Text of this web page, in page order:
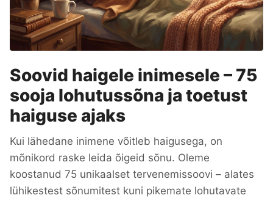
Soovid haigele inimesele – 75
sooja lohutussõna ja toetust
haiguse ajaks
Kui lähedane inimene võitleb haigusega, on
mõnikord raske leida õigeid sõnu. Oleme
koostanud 75 unikaalset tervenemissoovi – alates
lühikestest sõnumitest kuni pikemate lohutavate